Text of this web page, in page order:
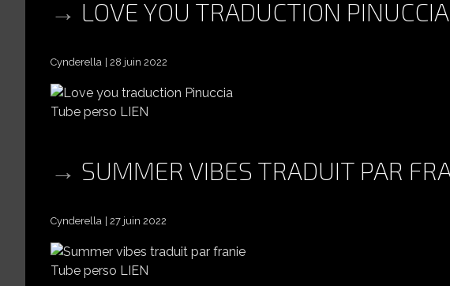
LOVE YOU TRADUCTION PINUCCIA
Cynderella 28 juin 2022
Tube perso LIEN
SUMMER VIBES TRADUIT PAR
Cynderella 27 juin 2022
Tube perso LIEN